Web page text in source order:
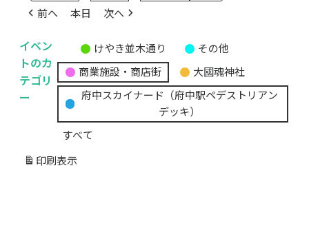
前へ 本日 次へ
イベン
トのカ
テゴリ
ー
題
の
カ
テ
ゴ
リ
けやき並木通り
その他
商業施設・商店街
大國魂神社
府中スカイナード（府中駅ペデストリアン
デッキ）
すべて
印刷 表示